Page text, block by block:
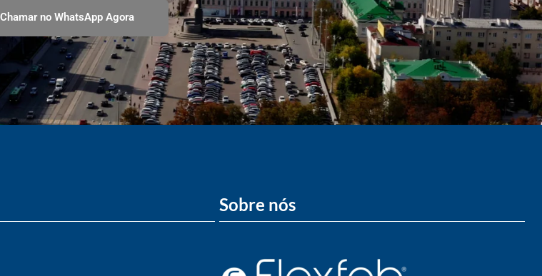
Chamar no WhatsApp Agora
Sobre nós